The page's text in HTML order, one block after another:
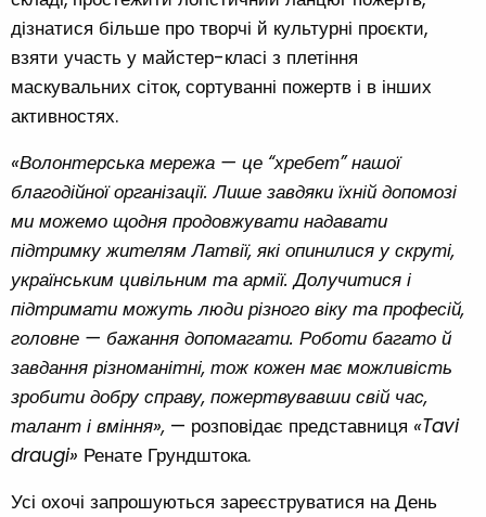
дізнатися більше про творчі й культурні проєкти,
взяти участь у майстер-класі з плетіння
маскувальних сіток, сортуванні пожертв і в інших
активностях.
«Волонтерська мережа — це “хребет” нашої
благодійної організації. Лише завдяки їхній допомозі
ми можемо щодня продовжувати надавати
підтримку жителям Латвії, які опинилися у скруті,
українським цивільним та армії. Долучитися і
підтримати можуть люди різного віку та професій,
головне — бажання допомагати. Роботи багато й
завдання різноманітні, тож кожен має можливість
зробити добру справу, пожертвувавши свій час,
талант і вміння», — розповідає представниця «Tavi
draugi» Ренате Грундштока.
Усі охочі запрошуються зареєструватися на День